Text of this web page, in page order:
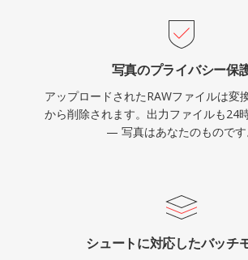
写真のプライバシー保
アップロードされたRAWファイルは変
から削除されます。出力ファイルも24
— 写真はあなたのものです
シュートに対応したバッチ